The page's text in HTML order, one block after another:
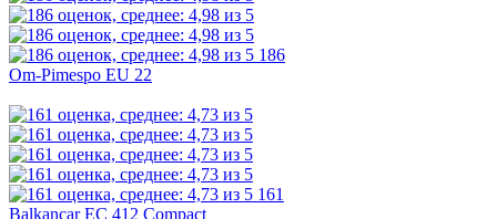
186
Om-Pimespo EU 22
161
Balkancar EC 412 Compact